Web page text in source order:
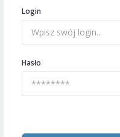
Login
Hasło